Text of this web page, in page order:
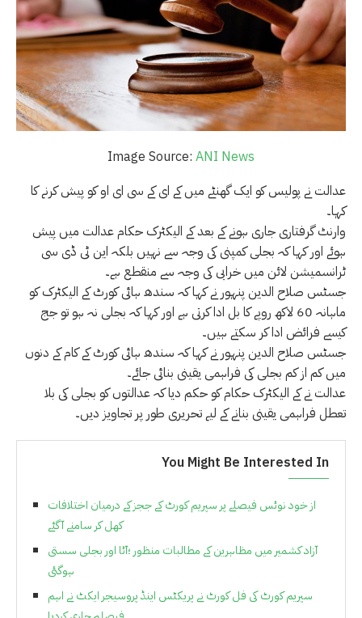
Image Source: ANI News
عدالت نے پولیس کو ایک گھنٹے میں کے ای کے سی ای او کو پیش کرنے کا
کہا۔
وارنٹ گرفتاری جاری ہونے کے بعد کے الیکٹرک حکام عدالت میں پیش
ہوئے اور کہا کہ بجلی کمپنی کی وجہ سے نہیں بلکہ این ٹی ڈی سی
ٹرانسمیشن لائن میں خرابی کی وجہ سے منقطع ہے۔
جسٹس صلاح الدین پنہور نے کہا کہ سندھ ہائی کورٹ کے الیکٹرک کو
ماہانہ 60 لاکھ روپے کا بل ادا کرتی ہے اور کہا کہ بجلی نہ ہو تو جج
کیسے فرائض ادا کر سکتے ہیں۔
جسٹس صلاح الدین پنہور نے کہا کہ سندھ ہائی کورٹ کے کام کے دنوں
میں کم از کم بجلی کی فراہمی یقینی بنائی جائے۔
عدالت نے کے الیکٹرک حکام کو حکم دیا کہ عدالتوں کو بجلی کی بلا
تعطل فراہمی یقینی بنانے کے لیے تحریری طور پر تجاویز دیں۔
You Might Be Interested In
از خود نوٹس فیصلے پر سپریم کورٹ کے ججز کے درمیان اختلافات
کھل کر سامنے آگئے
آزاد کشمیر میں مظاہرین کے مطالبات منظور ؛آٹا اور بجلی سستی
ہوگئی
سپریم کورٹ کی فل کورٹ نے پریکٹس اینڈ پروسیجر ایکٹ نے اہم